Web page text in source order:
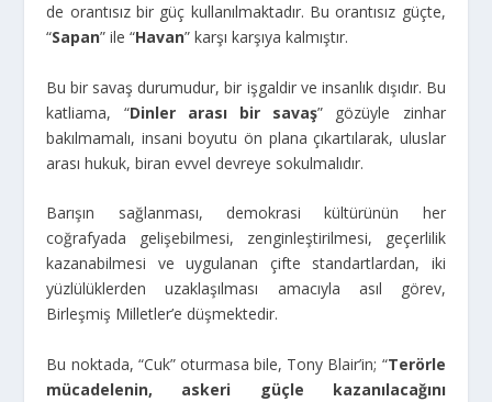
de orantısız bir güç kullanılmaktadır. Bu orantısız güçte,
“Sapan” ile “Havan” karşı karşıya kalmıştır.
Bu bir savaş durumudur, bir işgaldir ve insanlık dışıdır. Bu
katliama, “Dinler arası bir savaş” gözüyle zinhar
bakılmamalı, insani boyutu ön plana çıkartılarak, uluslar
arası hukuk, biran evvel devreye sokulmalıdır.
Barışın sağlanması, demokrasi kültürünün her
coğrafyada gelişebilmesi, zenginleştirilmesi, geçerlilik
kazanabilmesi ve uygulanan çifte standartlardan, iki
yüzlülüklerden uzaklaşılması amacıyla asıl görev,
Birleşmiş Milletler’e düşmektedir.
Bu noktada, “Cuk” oturmasa bile, Tony Blair’in; “Terörle
mücadelenin, askeri güçle kazanılacağını